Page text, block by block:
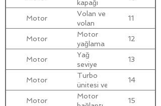
kapağı
Motor
Volan ve
volan
muhafazası
11
Motor
Motor
yağlama
sistemi
12
Motor
Yağ
seviye
çubuğu
13
Motor
Turbo
ünitesi ve
bağlantıları
14
Motor
Motor
15